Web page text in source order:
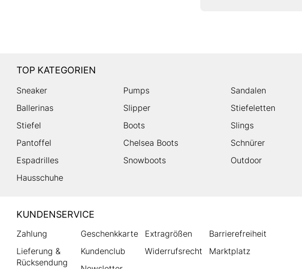
TOP KATEGORIEN
Sneaker Pumps
Sandalen
Ballerinas
Slipper
Stiefeletten
Stiefel
Boots
Slings
Pantoffel
Chelsea Boots
Schnürer
Espadrilles
Snowboots
Outdoor
Hausschuhe
HUMANIC
Footer
KUNDENSERVICE
Zahlung
Lieferung &
Rücksendung
Geschenkkarte
Kundenclub
Extragrößen
Widerrufsrecht
Barrierefreiheit
Marktplatz